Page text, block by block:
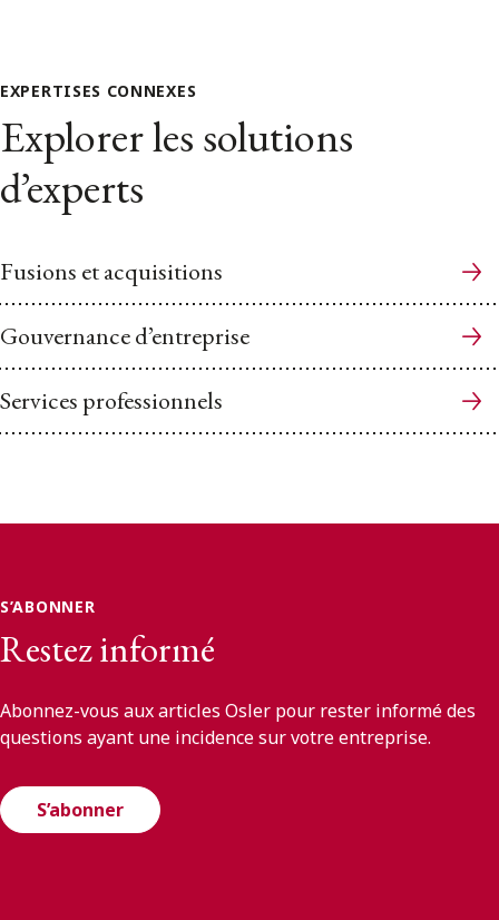
EXPERTISES CONNEXES
Explorer les solutions
d’experts
Fusions et acquisitions
Gouvernance d’entreprise
Services professionnels
S’ABONNER
Restez informé
Abonnez-vous aux articles Osler pour rester informé des
questions ayant une incidence sur votre entreprise.
S’abonner